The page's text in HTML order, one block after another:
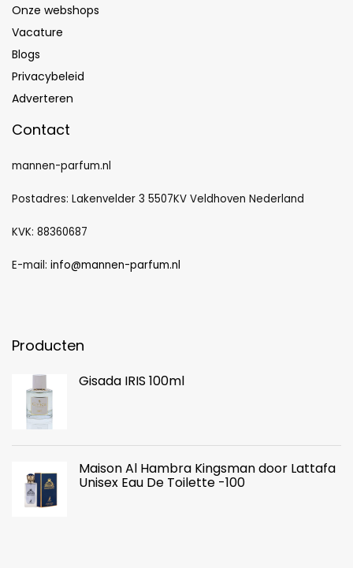
Onze webshops
Vacature
Blogs
Privacybeleid
Adverteren
Contact
mannen-parfum.nl
Postadres: Lakenvelder 3 5507KV Veldhoven Nederland
KVK: 88360687
E-mail: info@mannen-parfum.nl
Producten
Gisada IRIS 100ml
Maison Al Hambra Kingsman door Lattafa
Unisex Eau De Toilette -100